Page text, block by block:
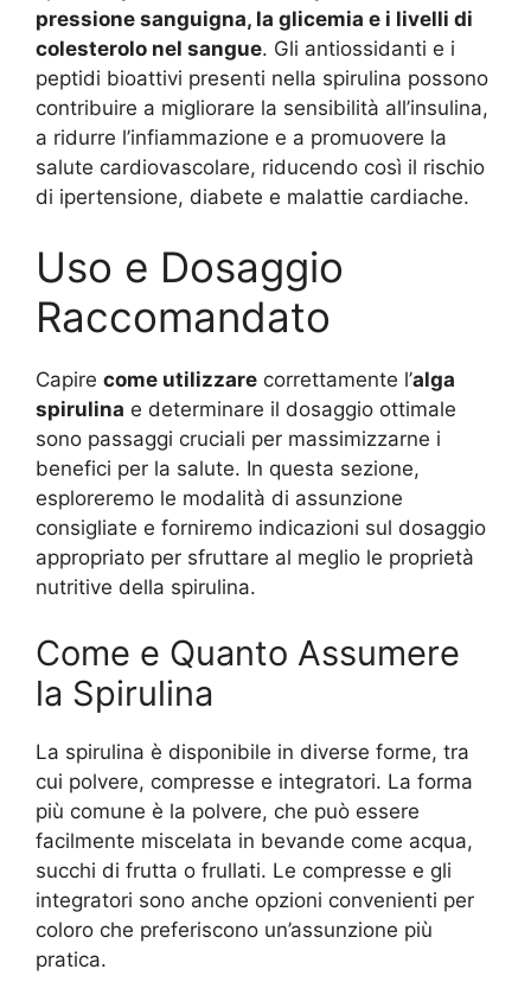
pressione sanguigna, la glicemia e i livelli di
colesterolo nel sangue. Gli antiossidanti e i
peptidi bioattivi presenti nella spirulina possono
contribuire a migliorare la sensibilità all’insulina,
a ridurre l’infiammazione e a promuovere la
salute cardiovascolare, riducendo così il rischio
di ipertensione, diabete e malattie cardiache.
Uso e Dosaggio
Raccomandato
Capire come utilizzare correttamente l’alga
spirulina e determinare il dosaggio ottimale
sono passaggi cruciali per massimizzarne i
benefici per la salute. In questa sezione,
esploreremo le modalità di assunzione
consigliate e forniremo indicazioni sul dosaggio
appropriato per sfruttare al meglio le proprietà
nutritive della spirulina.
Come e Quanto Assumere
la Spirulina
La spirulina è disponibile in diverse forme, tra
cui polvere, compresse e integratori. La forma
più comune è la polvere, che può essere
facilmente miscelata in bevande come acqua,
succhi di frutta o frullati. Le compresse e gli
integratori sono anche opzioni convenienti per
coloro che preferiscono un’assunzione più
pratica.